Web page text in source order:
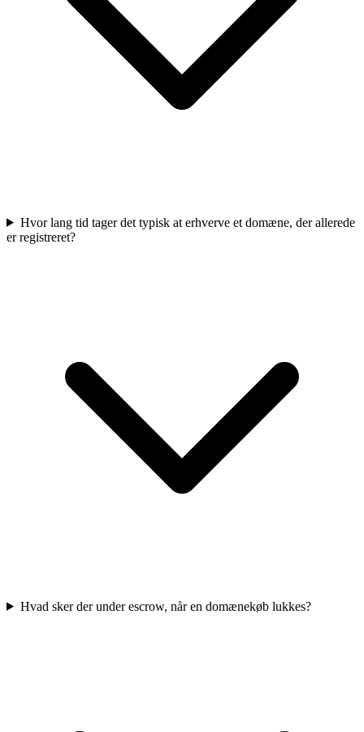
Hvor lang tid tager det typisk at erhverve et domæne, der allerede
er registreret?
Hvad sker der under escrow, når en domænekøb lukkes?